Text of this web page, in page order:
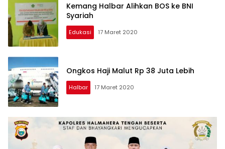
Kemang Halbar Alihkan BOS ke BNI
Syariah
Edukasi 17 Maret 2020
Ongkos Haji Malut Rp 38 Juta Lebih
Halbar 17 Maret 2020